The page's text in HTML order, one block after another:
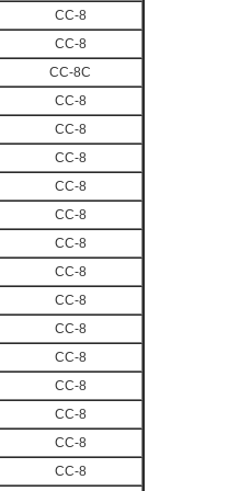
CC-8
CC-8
CC-8C
CC-8
CC-8
CC-8
CC-8
CC-8
CC-8
CC-8
CC-8
CC-8
CC-8
CC-8
CC-8
CC-8
CC-8